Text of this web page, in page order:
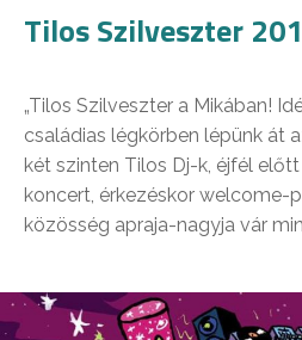
Tilos Szilveszter
„Tilos Szilveszter a Mikában!
családias légkörben lépünk át
két szinten Tilos Dj-k, éjfél
koncert, érkezéskor welcome-
közösség apraja-nagyja vár